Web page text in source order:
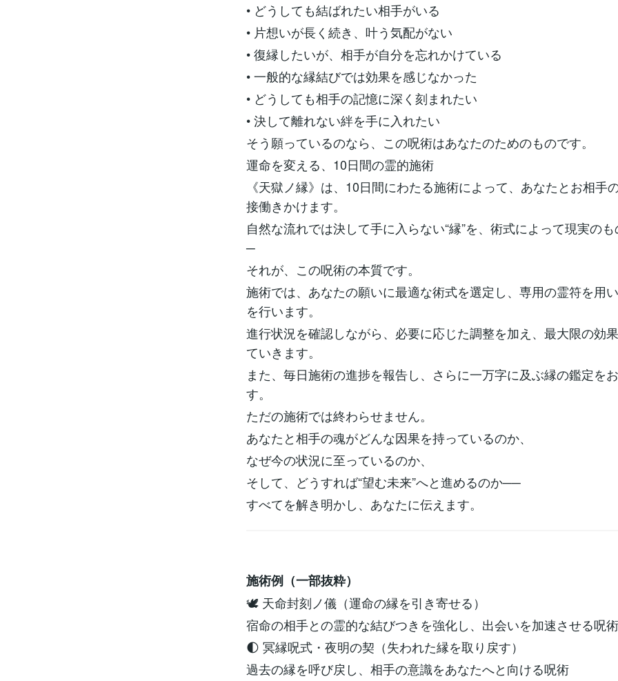
• どうしても結ばれたい相手がいる
• 片想いが長く続き、叶う気配がない
• 復縁したいが、相手が自分を忘れかけている
• 一般的な縁結びでは効果を感じなかった
• どうしても相手の記憶に深く刻まれたい
• 決して離れない絆を手に入れたい
そう願っているのなら、この呪術はあなたのためのものです。
運命を変える、10日間の霊的施術
《天獄ノ縁》は、10日間にわたる施術によって、あなたとお相手
接働きかけます。
自然な流れでは決して手に入らない“縁”を、術式によって現実の
─
それが、この呪術の本質です。
施術では、あなたの願いに最適な術式を選定し、専用の霊符を用
を行います。
進行状況を確認しながら、必要に応じた調整を加え、最大限の効
ていきます。
また、毎日施術の進捗を報告し、さらに一万字に及ぶ縁の鑑定を
す。
ただの施術では終わらせません。
あなたと相手の魂がどんな因果を持っているのか、
なぜ今の状況に至っているのか、
そして、どうすれば“望む未来”へと進めるのか──
すべてを解き明かし、あなたに伝えます。
施術例（一部抜粋）
🕊 天命封刻ノ儀（運命の縁を引き寄せる）
宿命の相手との霊的な結びつきを強化し、出会いを加速させる呪術
🌓 冥縁呪式・夜明の契（失われた縁を取り戻す）
過去の縁を呼び戻し、相手の意識をあなたへと向ける呪術